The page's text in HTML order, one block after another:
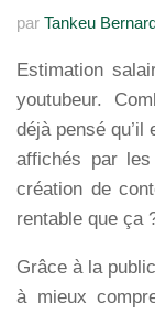
par Tankeu
Estimation
youtubeur.
déjà pensé
affichés par
création de
rentable que ça
Grâce à la
à mieux